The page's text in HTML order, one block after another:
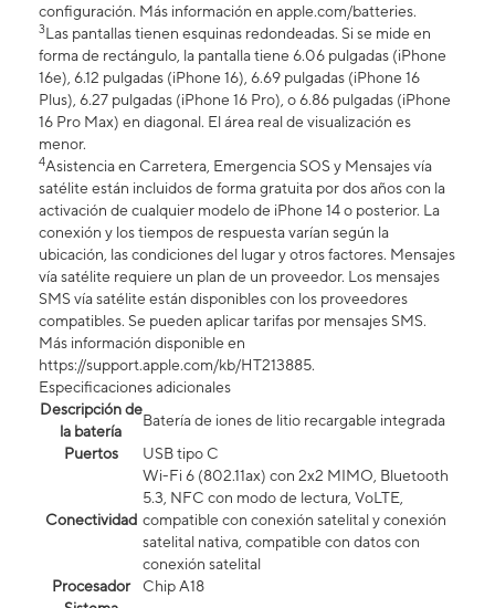
configuración. Más información en apple.com/batteries.
3Las pantallas tienen esquinas redondeadas. Si se mide en
forma de rectángulo, la pantalla tiene 6.06 pulgadas (iPhone
16e), 6.12 pulgadas (iPhone 16), 6.69 pulgadas (iPhone 16
Plus), 6.27 pulgadas (iPhone 16 Pro), o 6.86 pulgadas (iPhone
16 Pro Max) en diagonal. El área real de visualización es
menor.
4Asistencia en Carretera, Emergencia SOS y Mensajes vía
satélite están incluidos de forma gratuita por dos años con la
activación de cualquier modelo de iPhone 14 o posterior. La
conexión y los tiempos de respuesta varían según la
ubicación, las condiciones del lugar y otros factores. Mensajes
vía satélite requiere un plan de un proveedor. Los mensajes
SMS vía satélite están disponibles con los proveedores
compatibles. Se pueden aplicar tarifas por mensajes SMS.
Más información disponible en
https://support.apple.com/kb/HT213885.
Especificaciones adicionales
Descripción de
la batería
Batería de iones de litio recargable integrada
Puertos
USB tipo C
Conectividad
Wi-Fi 6 (802.11ax) con 2x2 MIMO, Bluetooth
5.3, NFC con modo de lectura, VoLTE,
compatible con conexión satelital y conexión
satelital nativa, compatible con datos con
conexión satelital​​​​​​​
Procesador
Chip A18